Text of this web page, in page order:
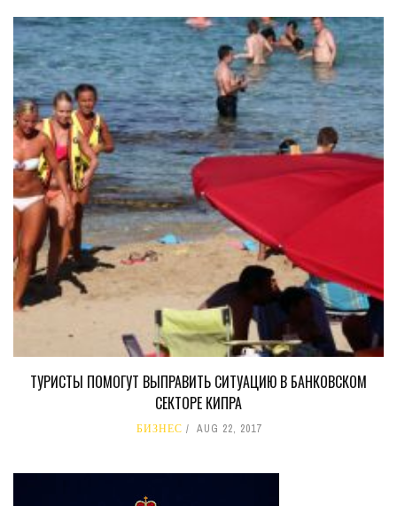
ТУРИСТЫ ПОМОГУТ ВЫПРАВИТЬ СИТУАЦИЮ В БАНКОВСКОМ
СЕКТОРЕ КИПРА
БИЗНЕС AUG 22, 2017